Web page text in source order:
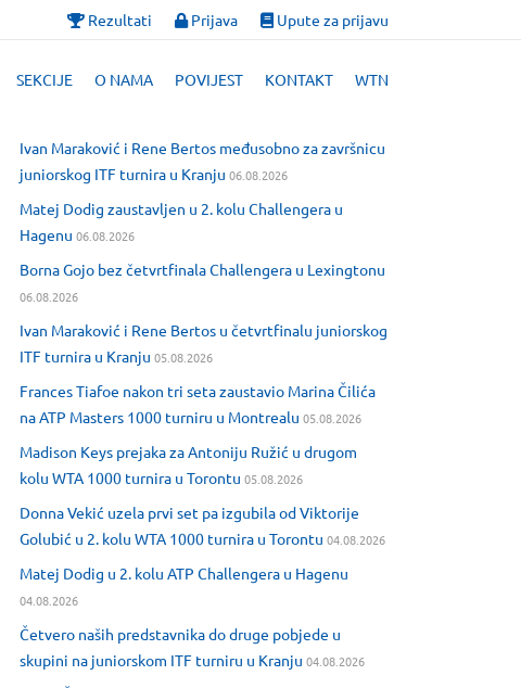
Rezultati Prijava Upute za prijavu
SEKCIJE O NAMA POVIJEST KONTAKT WTN
Ivan Maraković i Rene Bertos međusobno za završnicu
juniorskog ITF turnira u Kranju 06.08.2026
Matej Dodig zaustavljen u 2. kolu Challengera u
Hagenu 06.08.2026
Borna Gojo bez četvrtfinala Challengera u Lexingtonu
06.08.2026
Ivan Maraković i Rene Bertos u četvrtfinalu juniorskog
ITF turnira u Kranju 05.08.2026
Frances Tiafoe nakon tri seta zaustavio Marina Čilića
na ATP Masters 1000 turniru u Montrealu 05.08.2026
Madison Keys prejaka za Antoniju Ružić u drugom
kolu WTA 1000 turnira u Torontu 05.08.2026
Donna Vekić uzela prvi set pa izgubila od Viktorije
Golubić u 2. kolu WTA 1000 turnira u Torontu 04.08.2026
Matej Dodig u 2. kolu ATP Challengera u Hagenu
04.08.2026
Četvero naših predstavnika do druge pobjede u
skupini na juniorskom ITF turniru u Kranju 04.08.2026